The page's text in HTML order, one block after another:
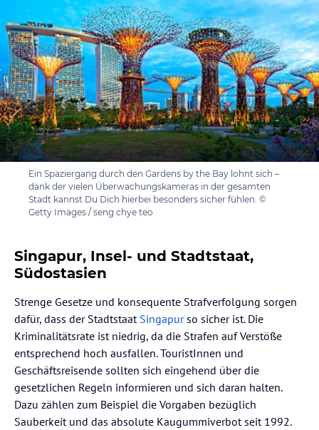
Ein Spaziergang durch den Gardens by the Bay lohnt sich –
dank der vielen Überwachungskameras in der gesamten
Stadt kannst Du Dich hierbei besonders sicher fühlen. ©
Getty Images / seng chye teo
Singapur, Insel- und Stadtstaat,
Südostasien
Strenge Gesetze und konsequente Strafverfolgung sorgen
dafür, dass der Stadtstaat Singapurso sicher ist. Die
Kriminalitätsrate ist niedrig, da die Strafen auf Verstöße
entsprechend hoch ausfallen. TouristInnen und
Geschäftsreisende sollten sich eingehend über die
gesetzlichen Regeln informieren und sich daran halten.
Dazu zählen zum Beispiel die Vorgaben bezüglich
Sauberkeit und das absolute Kaugummiverbot seit 1992.